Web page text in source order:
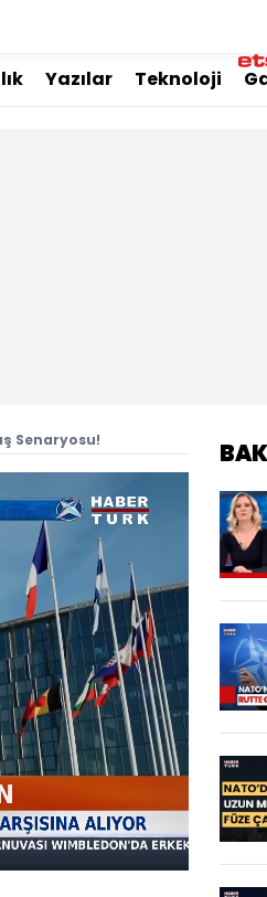
Yazılar Teknoloji
Senaryosu!
Oynatma